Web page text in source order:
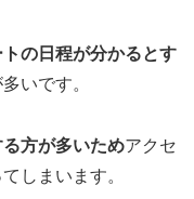
の日程が分かるとす
いです。
方が多いためアクセ
しまいます。